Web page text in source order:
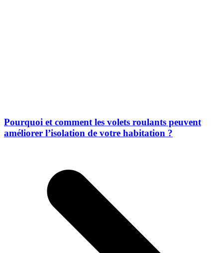
Pourquoi et comment les volets roulants peuvent
améliorer l’isolation de votre habitation ?